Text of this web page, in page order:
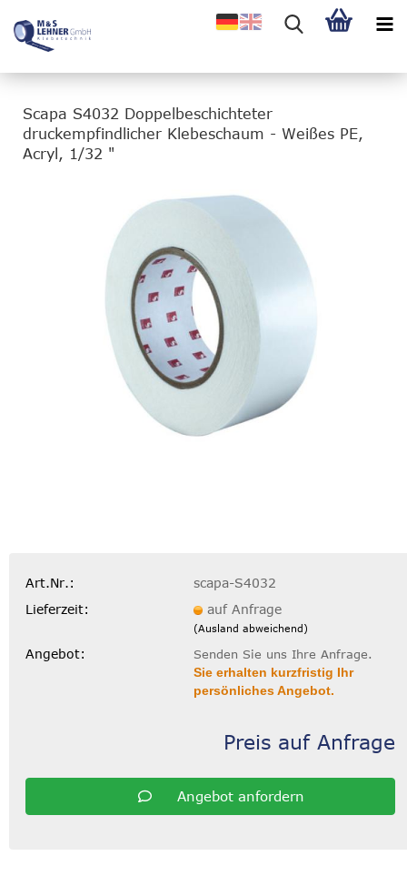
Scapa S4032 Doppelbeschichteter
druckempfindlicher Klebeschaum - Weißes PE,
Acryl, 1/32 "
Art.Nr.:
scapa-S4032
Lieferzeit:
auf Anfrage
(Ausland abweichend)
Angebot:
Senden Sie uns Ihre Anfrage.
Sie erhalten kurzfristig Ihr
persönliches Angebot.
Preis auf Anfrage
Angebot anfordern